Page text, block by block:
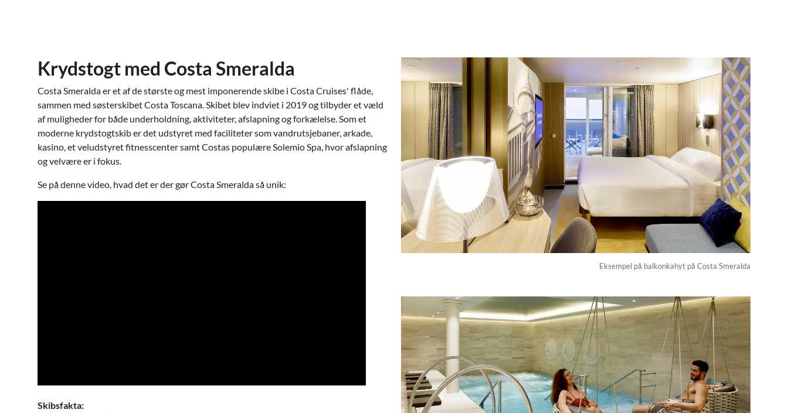
Krydstogt med Costa Smeralda
Costa Smeralda er et af de største og mest imponerende skibe i Costa Cruises' flåde,
sammen med søsterskibet Costa Toscana. Skibet blev indviet i 2019 og tilbyder et væld
af muligheder for både underholdning, aktiviteter, afslapning og forkælelse. Som et
moderne krydstogtskib er det udstyret med faciliteter som vandrutsjebaner, arkade,
kasino, et veludstyret fitnesscenter samt Costas populære Solemio Spa, hvor afslapning
og velvære er i fokus.​
Se på denne video, hvad det er der gør Costa Smeralda så unik:
Skibsfakta:
Eksempel på balkonkahyt på Costa Smeralda